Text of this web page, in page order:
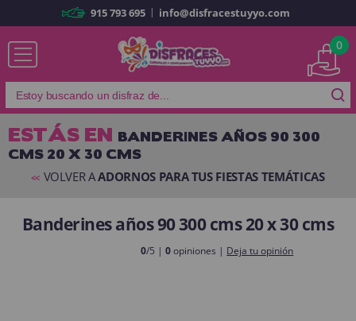
Ya soy cliente
Recordarme ¿Olvidó su contraseña?
Es mi primera vez
915 793 695 | info@disfracestuyyo.com
0
ESTÁS EN BANDERINES AÑOS 90 300
CMS 20 X 30 CMS
<< VOLVER AADORNOS PARA TUS FIESTAS TEMÁTICAS
Banderines años 90 300 cms 20 x 30 cms
0/5 |0opiniones | Deja tu opinión